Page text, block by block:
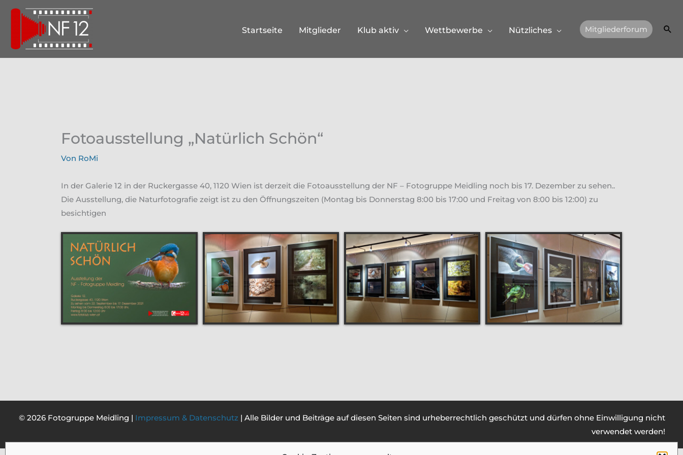
Zum
springen
Startseite Mitglieder Klub aktiv Wettbewerbe Nützliches Mitgliederforum
Fotoausstellung „Natürlich Schön“
Von RoMi
In der Galerie 12 in der Ruckergasse 40, 1120 Wien ist derzeit die Fotoausstellung der NF – Fotogruppe Meidling noch bis 17. Dezember zu sehen..
Die Ausstellung, die Naturfotografie zeigt ist zu den Öffnungszeiten (Montag bis Donnerstag 8:00 bis 17:00 und Freitag von 8:00 bis 12:00) zu
besichtigen
© 2026 Fotogruppe Meidling | Impressum & Datenschutz | Alle Bilder und Beiträge auf diesen Seiten sind urheberrechtlich geschützt und dürfen ohne Einwilligung nicht
verwendet werden!